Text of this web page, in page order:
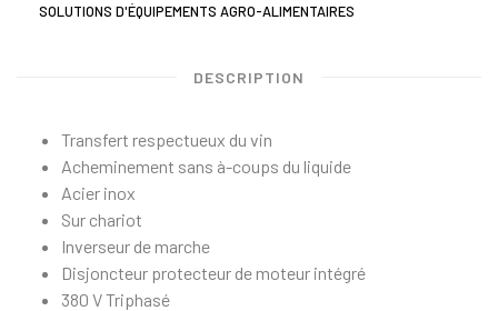
SOLUTIONS D'ÉQUIPEMENTS AGRO-ALIMENTAIRES
DESCRIPTION
Transfert respectueux du vin
Acheminement sans à-coups du liquide
Acier inox
Sur chariot
Inverseur de marche
Disjoncteur protecteur de moteur intégré
380 V Triphasé